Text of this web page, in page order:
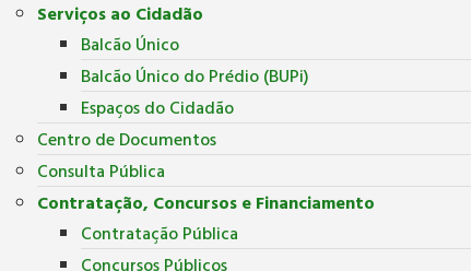
Serviços ao Cidadão
Balcão Único
Balcão Único do Prédio (BUPi)
Espaços do Cidadão
Centro de Documentos
Consulta Pública
Contratação, Concursos e Financiamento
Contratação Pública